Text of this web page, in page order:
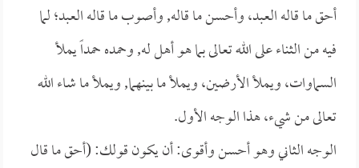
أحق ما قاله العبد، وأحسن ما قاله, وأصوب ما قاله العبد؛ لما
فيه من الثناء على الله تعالى بما هو أهل له, وحمده حمداً يملأ
السماوات، ويملأ الأرضين، ويملأ ما بينهما, ويملأ ما شاء الله
تعالى من شيء، هذا الوجه الأول.
الوجه الثاني وهو أحسن وأقوى: أن يكون قولك: (أحق ما قال